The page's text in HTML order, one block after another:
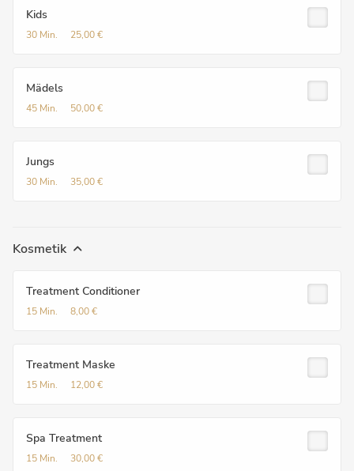
Kids
30 Min. 25,00 €
Mädels
45 Min. 50,00 €
Jungs
30 Min. 35,00 €
Kosmetik
Treatment Conditioner
15 Min. 8,00 €
Treatment Maske
15 Min. 12,00 €
Spa Treatment
15 Min. 30,00 €